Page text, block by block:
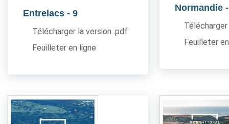
Entrelacs - 9
Télécharger la version .pdf
Feuilleter en ligne
Normandie
Feuilleter